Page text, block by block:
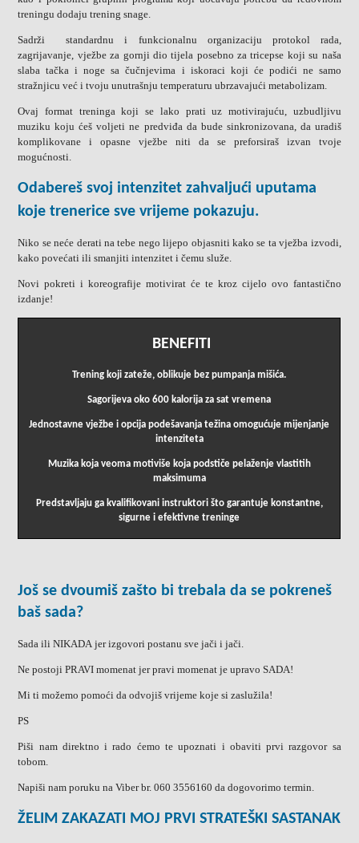
treningu dodaju trening snage.
Sadrži standardnu i funkcionalnu organizaciju protokol rada,
zagrijavanje, vježbe za gornji dio tijela posebno za tricepse koji su naša
slaba tačka i noge sa čučnjevima i iskoraci koji će podići ne samo
stražnjicu već i tvoju unutrašnju temperaturu ubrzavajući metabolizam.
Ovaj format treninga koji se lako prati uz motivirajuću, uzbudljivu
muziku koju ćeš voljeti ne predviđa da bude sinkronizovana, da uradiš
komplikovane i opasne vježbe niti da se preforsiraš izvan tvoje
mogućnosti.
Odabereš svoj intenzitet zahvaljući uputama
koje trenerice sve vrijeme pokazuju.
Niko se neće derati na tebe nego lijepo objasniti kako se ta vježba izvodi,
kako povećati ili smanjiti intenzitet i čemu služe.
Novi pokreti i koreografije motivirat će te kroz cijelo ovo fantastično
izdanje!
BENEFITI
Trening koji zateže, oblikuje bez pumpanja mišića.
Sagorijeva oko 600 kalorija za sat vremena
Jednostavne vježbe i opcija podešavanja težina omogućuje mijenjanje
intenziteta
Muzika koja veoma motiviše koja podstiče pelaženje vlastitih
maksimuma
Predstavljaju ga kvalifikovani instruktori što garantuje konstantne,
sigurne i efektivne treninge
Još se dvoumiš zašto bi trebala da se pokreneš
baš sada?
Sada ili NIKADA jer izgovori postanu sve jači i jači.
Ne postoji PRAVI momenat jer pravi momenat je upravo SADA!
Mi ti možemo pomoći da odvojiš vrijeme koje si zaslužila!
PS
Piši nam direktno i rado ćemo te upoznati i obaviti prvi razgovor sa
tobom.
Napiši nam poruku na Viber br. 060 3556160 da dogovorimo termin.
ŽELIM ZAKAZATI MOJ PRVI STRATEŠKI SASTANAK